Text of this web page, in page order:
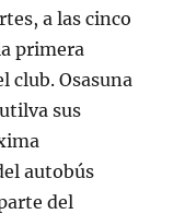
a las cinco
primera
club. Osasuna
sus
autobús
del